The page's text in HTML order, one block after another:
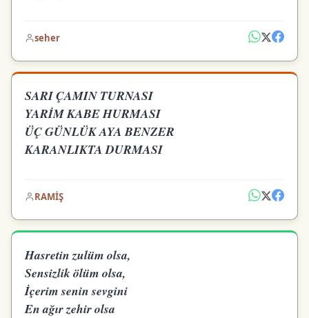
seher
SARI ÇAMIN TURNASI
YARİM KABE HURMASI
ÜÇ GÜNLÜK AYA BENZER
KARANLIKTA DURMASI
RAMİŞ
Hasretin zulüm olsa,
Sensizlik ölüm olsa,
İçerim senin sevgini
En ağır zehir olsa